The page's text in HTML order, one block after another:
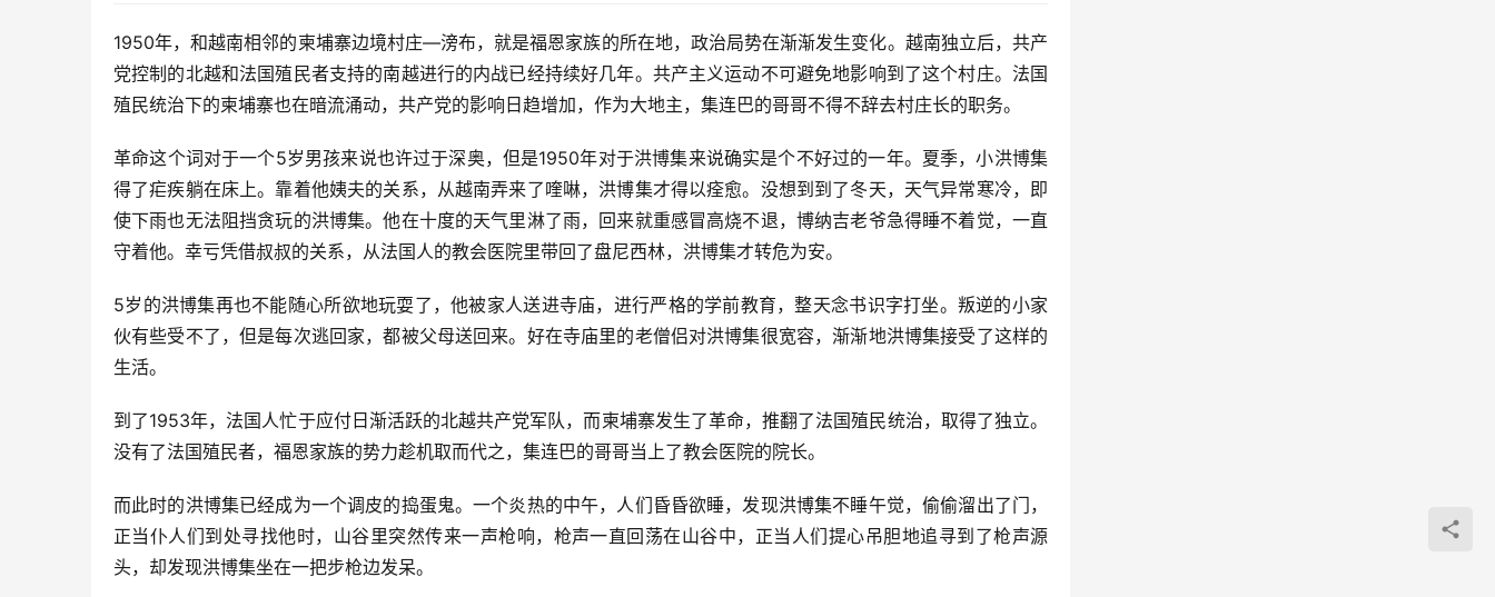
1950年，和越南相邻的柬埔寨边境村庄—滂布，就是福恩家族的所在地，政治局势在渐渐发生变化。越南独立后，共产
党控制的北越和法国殖民者支持的南越进行的内战已经持续好几年。共产主义运动不可避免地影响到了这个村庄。法国
殖民统治下的柬埔寨也在暗流涌动，共产党的影响日趋增加，作为大地主，集连巴的哥哥不得不辞去村庄长的职务。
革命这个词对于一个5岁男孩来说也许过于深奥，但是1950年对于洪博集来说确实是个不好过的一年。夏季，小洪博集
得了疟疾躺在床上。靠着他姨夫的关系，从越南弄来了喹啉，洪博集才得以痊愈。没想到到了冬天，天气异常寒冷，即
使下雨也无法阻挡贪玩的洪博集。他在十度的天气里淋了雨，回来就重感冒高烧不退，博纳吉老爷急得睡不着觉，一直
守着他。幸亏凭借叔叔的关系，从法国人的教会医院里带回了盘尼西林，洪博集才转危为安。
5岁的洪博集再也不能随心所欲地玩耍了，他被家人送进寺庙，进行严格的学前教育，整天念书识字打坐。叛逆的小家
伙有些受不了，但是每次逃回家，都被父母送回来。好在寺庙里的老僧侣对洪博集很宽容，渐渐地洪博集接受了这样的
生活。
到了1953年，法国人忙于应付日渐活跃的北越共产党军队，而柬埔寨发生了革命，推翻了法国殖民统治，取得了独立。
没有了法国殖民者，福恩家族的势力趁机取而代之，集连巴的哥哥当上了教会医院的院长。
而此时的洪博集已经成为一个调皮的捣蛋鬼。一个炎热的中午，人们昏昏欲睡，发现洪博集不睡午觉，偷偷溜出了门，
正当仆人们到处寻找他时，山谷里突然传来一声枪响，枪声一直回荡在山谷中，正当人们提心吊胆地追寻到了枪声源
头，却发现洪博集坐在一把步枪边发呆。